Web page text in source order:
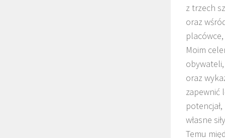
z trzech
oraz
Moim
obywateli,
oraz
zapewnić
własne
Temu